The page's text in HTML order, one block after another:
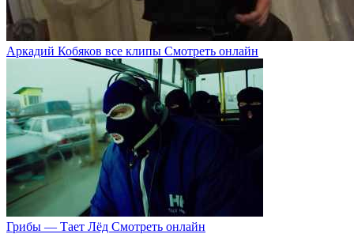
Аркадий Кобяков все клипы Смотреть онлайн
Грибы — Тает Лёд Смотреть онлайн